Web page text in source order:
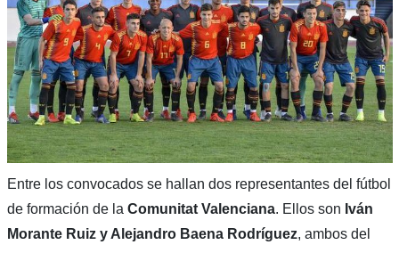
Entre los convocados se hallan dos representantes del fútbol
de formación de la Comunitat Valenciana. Ellos son Iván
Morante Ruiz y Alejandro Baena Rodríguez, ambos del